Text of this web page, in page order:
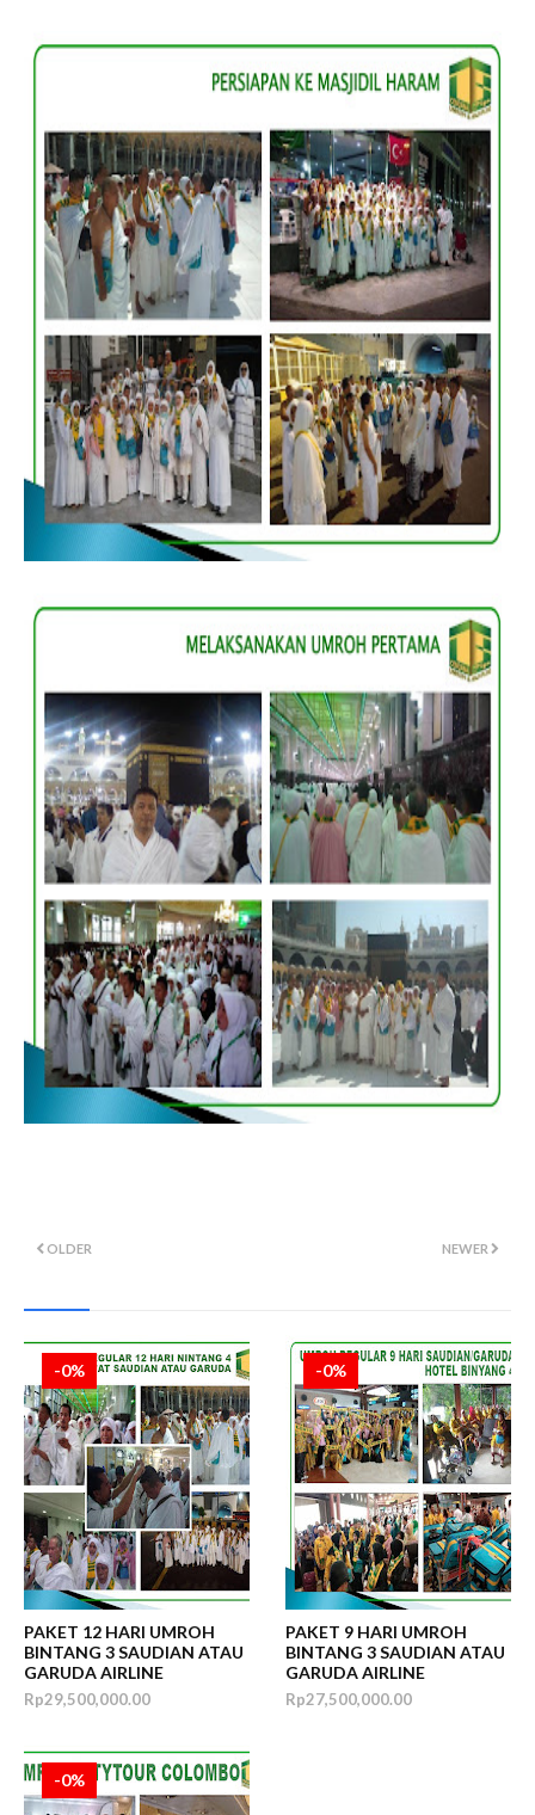
NEWER
OLDER
-0%
PAKET 12 HARI UMROH
BINTANG 3 SAUDIAN ATAU
GARUDA AIRLINE
Rp29,500,000.00
-0%
PAKET 9 HARI UMROH
BINTANG 3 SAUDIAN ATAU
GARUDA AIRLINE
Rp27,500,000.00
-0%